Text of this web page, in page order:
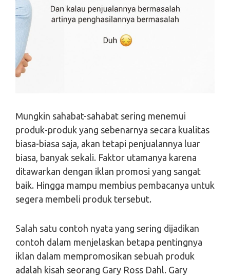
Mungkin sahabat-sahabat sering menemui
produk-produk yang sebenarnya secara kualitas
biasa-biasa saja, akan tetapi penjualannya luar
biasa, banyak sekali. Faktor utamanya karena
ditawarkan dengan iklan promosi yang sangat
baik. Hingga mampu membius pembacanya untuk
segera membeli produk tersebut.
Salah satu contoh nyata yang sering dijadikan
contoh dalam menjelaskan betapa pentingnya
iklan dalam mempromosikan sebuah produk
adalah kisah seorang Gary Ross Dahl. Gary